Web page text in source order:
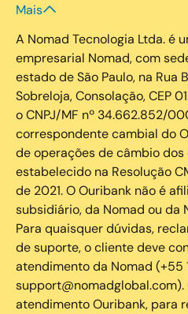
Mais
A Nomad Tecnologia Ltda. é
empresarial Nomad, com
estado de São Paulo, na Rua
Sobreloja, Consolação, CEP
o CNPJ/MF nº 34.662.852/
correspondente cambial do
de operações de câmbio
estabelecido na Resolução
de 2021. O Ouribank não é
subsidiário, da Nomad ou da
Para quaisquer dúvidas,
de suporte, o cliente deve
atendimento da Nomad (+55
support@nomadglobal.com).
atendimento Ouribank, para